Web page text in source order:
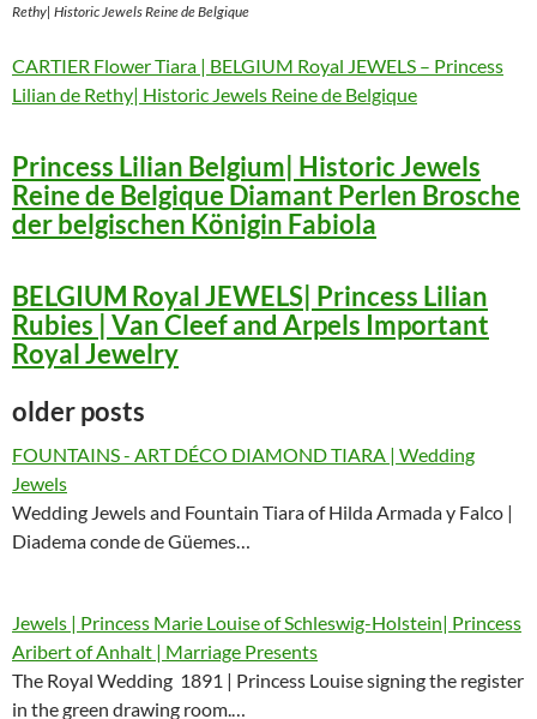
Rethy| Historic Jewels Reine de Belgique
CARTIER Flower Tiara | BELGIUM Royal JEWELS – Princess
Lilian de Rethy| Historic Jewels Reine de Belgique
Princess Lilian Belgium| Historic Jewels
Reine de Belgique Diamant Perlen Brosche
der belgischen Königin Fabiola
BELGIUM Royal JEWELS| Princess Lilian
Rubies | Van Cleef and Arpels Important
Royal Jewelry
older posts
FOUNTAINS - ART DÉCO DIAMOND TIARA | Wedding
Jewels
Wedding Jewels and Fountain Tiara of Hilda Armada y Falco |
Diadema conde de Güemes…
Jewels | Princess Marie Louise of Schleswig-Holstein| Princess
Aribert of Anhalt | Marriage Presents
The Royal Wedding 1891 | Princess Louise signing the register
in the green drawing room.…